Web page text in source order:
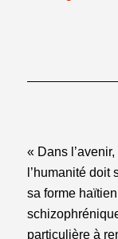
« Dans
l’humanité
sa forme
particulière à